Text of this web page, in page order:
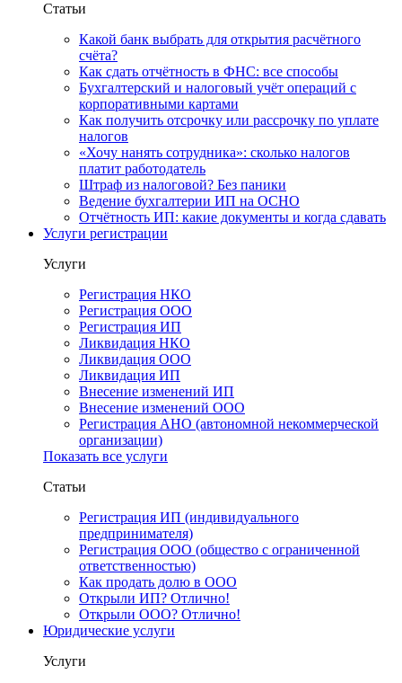
Статьи
Какой банк выбрать для открытия расчётного
счёта?
Как сдать отчётность в ФНС: все способы
Бухгалтерский и налоговый учёт операций с
корпоративными картами
Как получить отсрочку или рассрочку по уплате
налогов
«Хочу нанять сотрудника»: сколько налогов
платит работодатель
Штраф из налоговой? Без паники
Ведение бухгалтерии ИП на ОСНО
Отчётность ИП: какие документы и когда сдавать
Услуги регистрации
Услуги
Регистрация НКО
Регистрация ООО
Регистрация ИП
Ликвидация НКО
Ликвидация ООО
Ликвидация ИП
Внесение изменений ИП
Внесение изменений ООО
Регистрация АНО (автономной некоммерческой
организации)
Показать все услуги
Статьи
Регистрация ИП (индивидуального
предпринимателя)
Регистрация ООО (общество с ограниченной
ответственностью)
Как продать долю в ООО
Открыли ИП? Отлично!
Открыли ООО? Отлично!
Юридические услуги
Услуги